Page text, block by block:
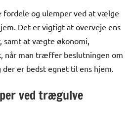
fordele og ulemper ved at vælge
Det er vigtigt at overveje ens
samt at vægte økonomi,
når man træffer beslutningen om
er bedst egnet til ens hjem.
ved trægulve